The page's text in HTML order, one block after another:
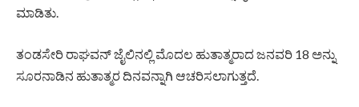
ಮಾಡಿತು.
ತಂಡಸೇರಿ ರಾಘವನ್ ಜೈಲಿನಲ್ಲಿ ಮೊದಲ ಹುತಾತ್ಮರಾದ ಜನವರಿ 18 ಅನ್ನು
ಸೂರನಾಡಿನ ಹುತಾತ್ಮರ ದಿನವನ್ನಾಗಿ ಆಚರಿಸಲಾಗುತ್ತದೆ.